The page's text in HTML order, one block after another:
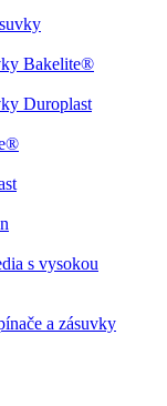
Bakelite®
Duroplast
s vysokou
a zásuvky